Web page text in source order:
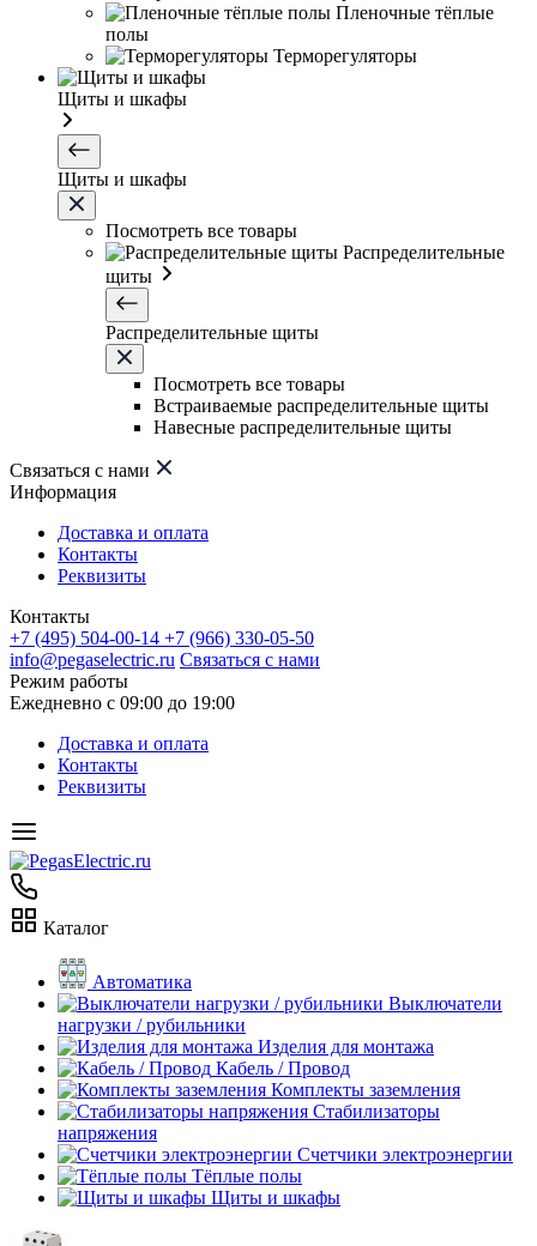
Пленочные тёплые
полы
Терморегуляторы
Щиты и шкафы
Щиты и шкафы
Посмотреть все товары
Распределительные
щиты
Распределительные щиты
Посмотреть все товары
Встраиваемые распределительные щиты
Навесные распределительные щиты
Связаться с нами
Информация
Доставка и оплата
Контакты
Реквизиты
Контакты
+7 (495) 504-00-14 +7 (966) 330-05-50
info@pegaselectric.ru Связаться с нами
Режим работы
Ежедневно с 09:00 до 19:00
Доставка и оплата
Контакты
Реквизиты
Каталог
Автоматика
Выключатели
нагрузки / рубильники
Изделия для монтажа
Кабель / Провод
Комплекты заземления
Стабилизаторы
напряжения
Счетчики электроэнергии
Тёплые полы
Щиты и шкафы